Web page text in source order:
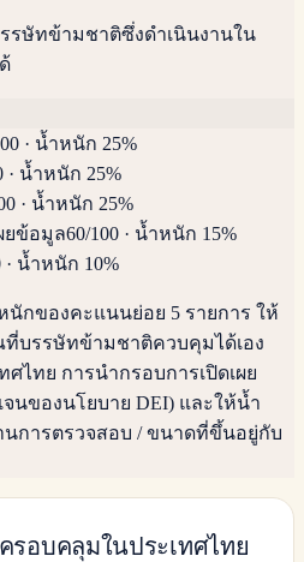
รษัทข้ามชาติซึ่งดำเนินงานใน
· น้ำหนัก 25%
· น้ำหนัก 25%
· น้ำหนัก 25%
ยข้อมูล60/100 · น้ำหนัก 15%
· น้ำหนัก 10%
นักของคะแนนย่อย 5 รายการ ให้
รรษัทข้ามชาติควบคุมได้เอง
ไทย การนำกรอบการเปิดเผย
นของนโยบาย DEI) และให้น้ำ
ารตรวจสอบ / ขนาดที่ขึ้นอยู่กับ
อบคลุมในประเทศไทย